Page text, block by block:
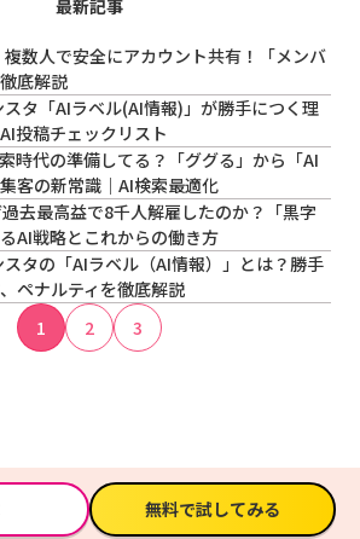
最新記事
複数人で安全にアカウント共有！「メンバ
底解説
スタ「AIラベル(AI情報)」が勝手につく理
投稿チェックリスト
時代の準備してる？「ググる」から「AI
客の新常識｜AI検索最適化
去最高益で8千人解雇したのか？「黒字
AI戦略とこれからの働き方
スタの「AIラベル（AI情報）」とは？勝手
ペナルティを徹底解説
1
2 3
無料で試してみる